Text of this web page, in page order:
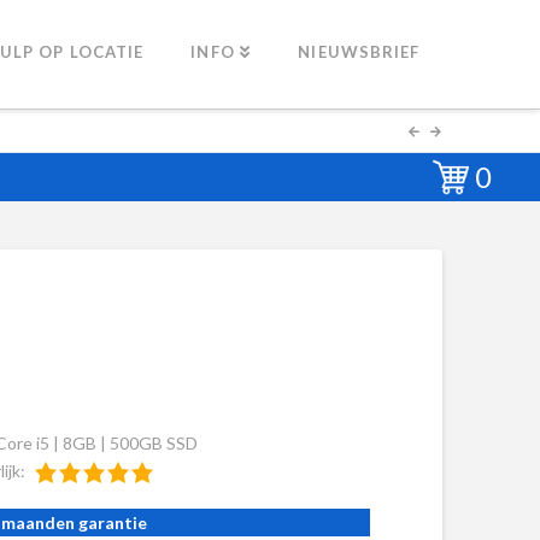
OP LOCATIE INFO NIEUWSBRIEF
0
i5 | 8GB | 500GB SSD
maanden garantie